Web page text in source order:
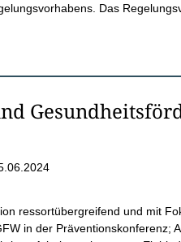
Das
ressortübergreifend und mit
in der Präventionskonferenz;